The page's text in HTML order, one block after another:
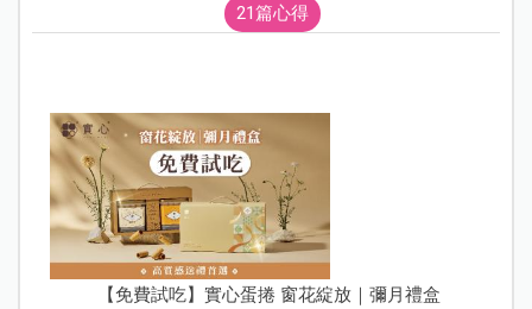
21篇心得
【免費試吃】實心蛋捲 窗花綻放｜彌月禮盒